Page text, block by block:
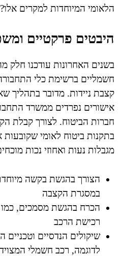
הלאומי המיוחדות למקרים אלו?
היבטים פרקטיים
בשנים האחרונות עודכנו חלק
חשמליים ברשימת כלי
קצבת ניידות. מדובר בתהליך
אישורים נפרדים ממשרד
חברות הביטוח. לצורך קבלת
בתקנות ביטוח לאומי
מגבלות נעות ואחוזי נכות
הצורך בהגשת בקשה
במסגרת הקצבה
הכרח בהגשת מסמכים, כמו
רכישת הרכב
שיקולים הנדסיים וטכניים
לדוגמה, רכב חשמלי